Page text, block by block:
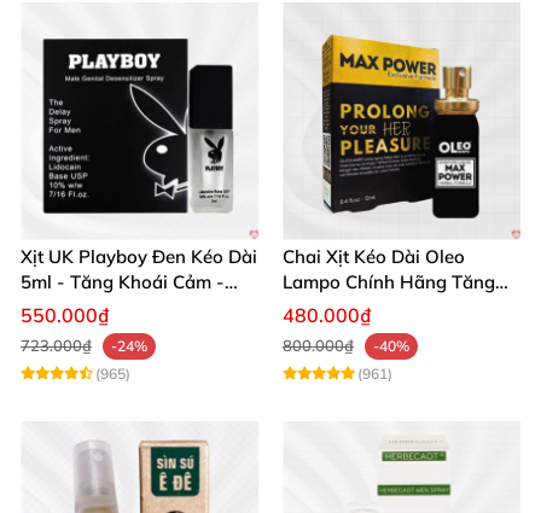
Xịt UK Playboy Đen Kéo Dài
5ml - Tăng Khoái Cảm -
Đặt Ngay
550.000₫
723.000₫
-24%
(965)
Chai Xịt Kéo Dài Oleo
Lampo Chính Hãng Tăng
Cường Sức Mạnh Nam
480.000₫
800.000₫
-40%
(961)